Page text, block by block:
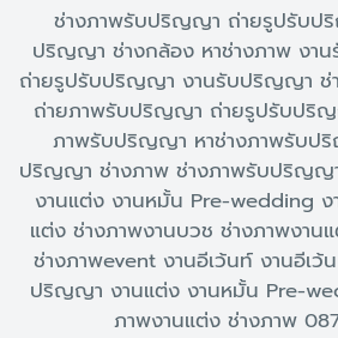
ช่างภาพรับปริญญา ถ่ายรูปรับป
ปริญญา ช่างกล้อง หาช่างภาพ งา
ถ่ายรูปรับปริญญา งานรับปริญญา ช่
ถ่ายภาพรับปริญญา ถ่ายรูปรับปริญ
ภาพรับปริญญา หาช่างภาพรับป
ปริญญา ช่างภาพ ช่างภาพรับปริญ
งานแต่ง งานหมั้น Pre-wedding ง
แต่ง ช่างภาพงานบวช ช่างภาพงาน
ช่างภาพevent งานอีเว้นท์ งานอีเ
ปริญญา งานแต่ง งานหมั้น Pre-
ภาพงานแต่ง ช่างภาพ